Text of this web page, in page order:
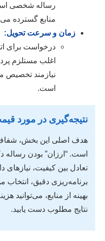
رساله شخصی
منابع گسترده
زمان و سرعت تحویل:
درخواست برای
اغلب مستلزم
نیازمند تخصیص
است.
نتیجه‌گیری در مورد
هدف اصلی این بخش،
است. “ارزان” بودن رساله
تعادل بین کیفیت،
برنامه‌ریزی دقیق،
بهینه از منابع، می‌توانید
نتایج مطلوب دست یابید.